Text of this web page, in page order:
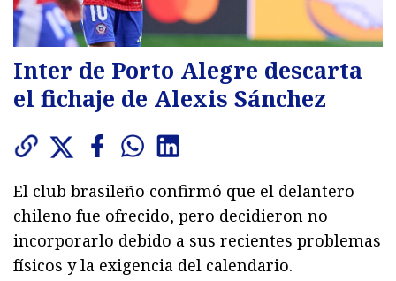
Inter de Porto Alegre descarta
el fichaje de Alexis Sánchez
El club brasileño confirmó que el delantero
chileno fue ofrecido, pero decidieron no
incorporarlo debido a sus recientes problemas
físicos y la exigencia del calendario.